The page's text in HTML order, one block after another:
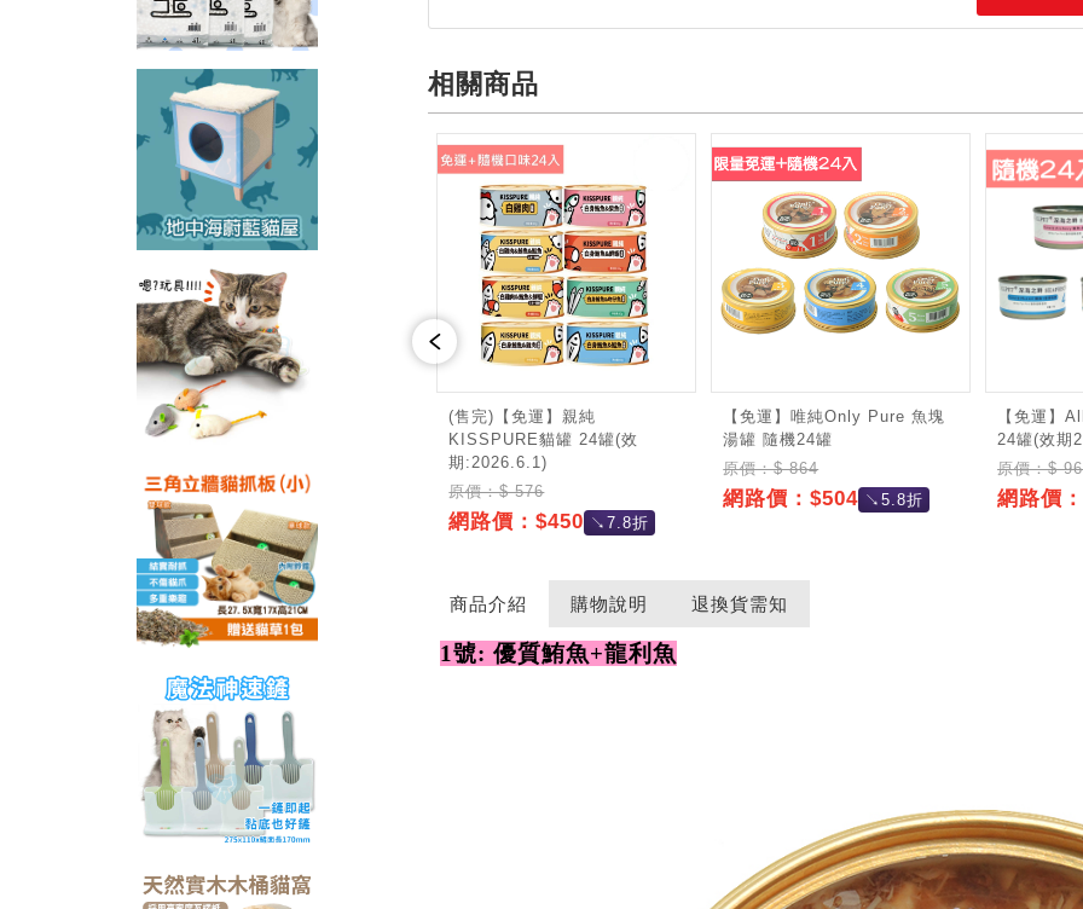
相關商品
(售完)【免運】親純
KISSPURE貓罐 24罐(效
期:2026.6.1)
原價：$ 576
網路價：$450 ↘7.8折
【免運】唯純Only Pure 魚塊
湯罐 隨機24罐
原價：$ 864
網路價：$504 ↘5.8折
【免運】
24罐(效期
原價：$
網路價
商品介紹 購物說明 退換貨需知
1號: 優質鮪魚+龍利魚